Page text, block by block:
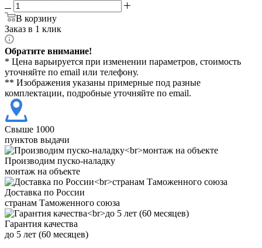
В корзину
Заказ в 1 клик
Обратите внимание!
* Цена варьируется при изменении параметров, стоимость
уточняйте по email или телефону.
** Изображения указаны примерные под разные
комплектации, подробные уточняйте по email.
Свыше 1000
пунктов выдачи
Производим пуско-наладку
монтаж на объекте
Доставка по России
странам Таможенного союза
Гарантия качества
до 5 лет (60 месяцев)